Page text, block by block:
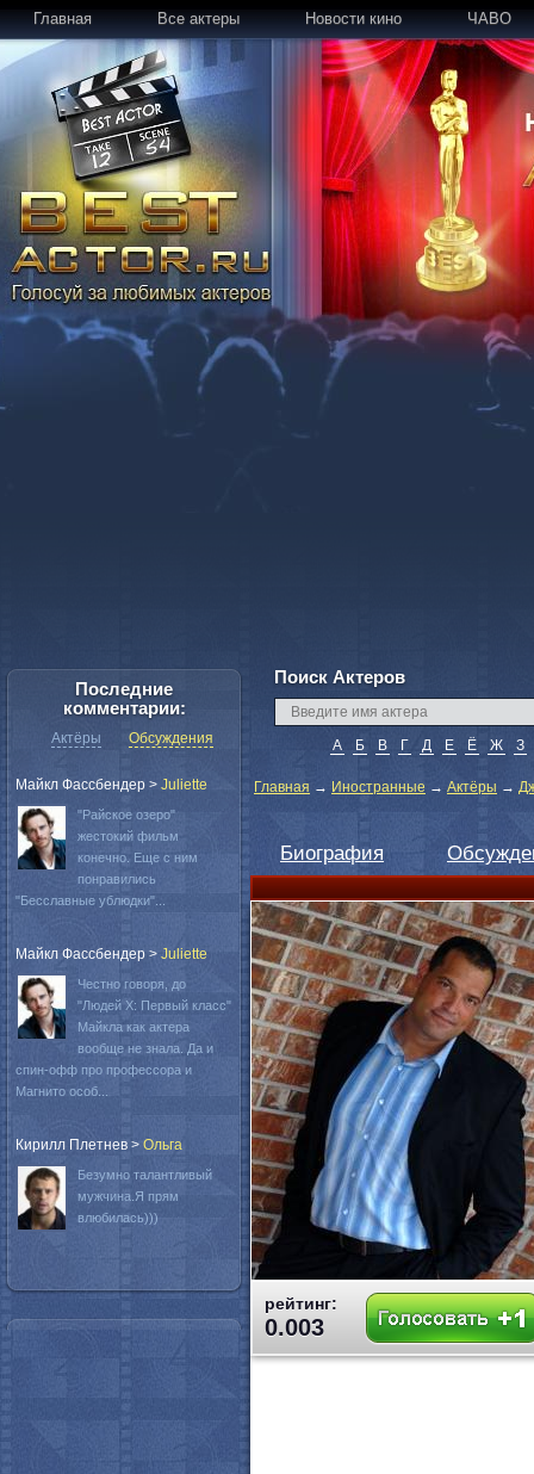
Главная Все актеры Новости кино ЧАВО
Поиск Актеров
А Б В Г Д Е Ё Ж З
Главная → Иностранные → Актёры →
Биография
рейтинг:
0.003
Последние
комментарии:
Актёры Обсуждения
Майкл Фассбендер > Juliette
"Райское озеро"
жестокий фильм
конечно. Еще с ним
понравились
"Бесславные ублюдки"...
Майкл Фассбендер > Juliette
Честно говоря, до
"Людей Х: Первый класс"
Майкла как актера
вообще не знала. Да и
спин-офф про профессора и
Магнито особ...
Кирилл Плетнев > Oльга
Безумно талантливый
мужчина.Я прям
влюбилась)))